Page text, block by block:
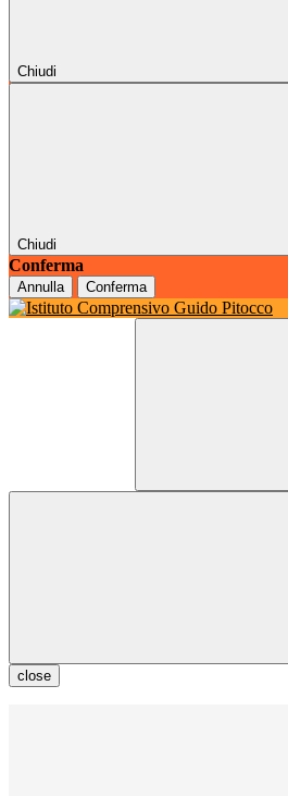
Chiudi
Chiudi
Conferma
Annulla Conferma
close